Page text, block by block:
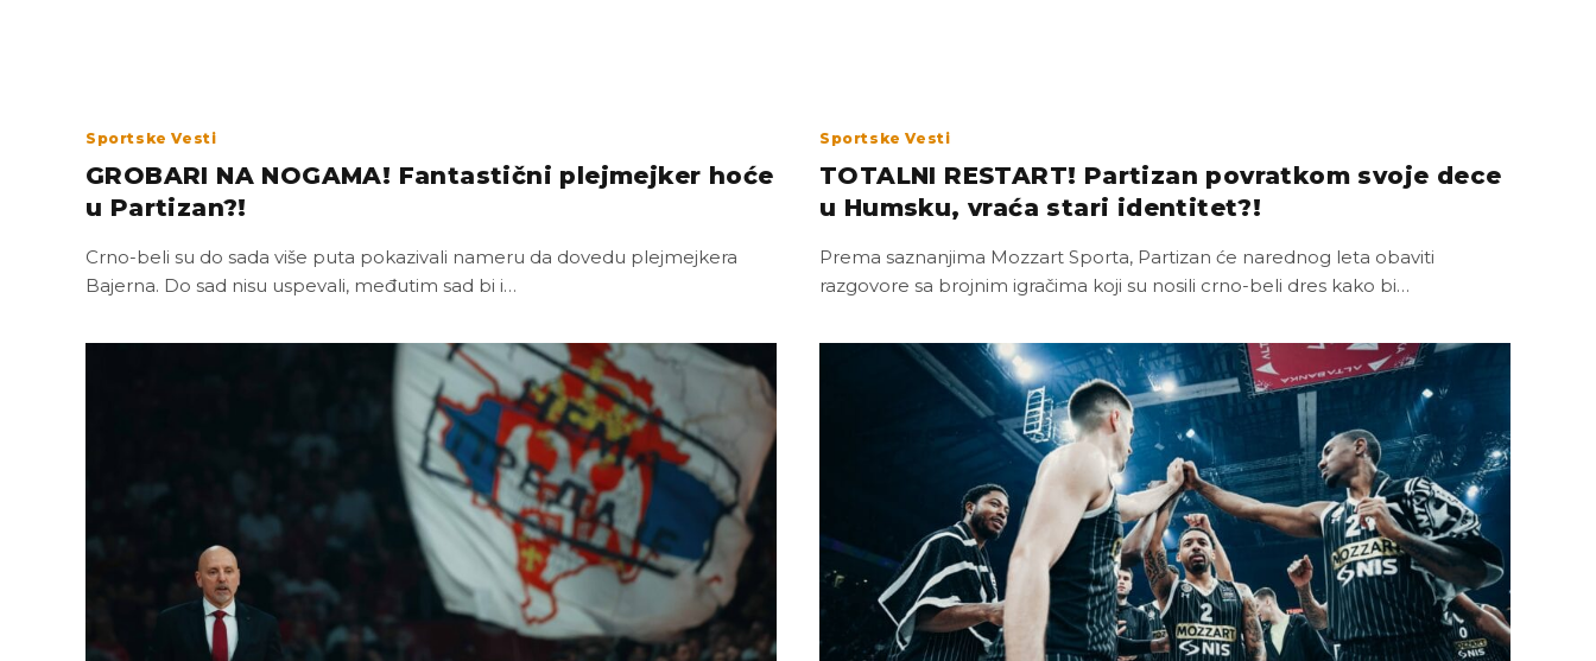
Sportske Vesti
GROBARI NA NOGAMA! Fantastični plejmejker hoće
u Partizan?!
Crno-beli su do sada više puta pokazivali nameru da dovedu plejmejkera
Bajerna. Do sad nisu uspevali, međutim sad bi i…
Sportske Vesti
TOTALNI RESTART! Partizan povratkom svoje dece
u Humsku, vraća stari identitet?!
Prema saznanjima Mozzart Sporta, Partizan će narednog leta obaviti
razgovore sa brojnim igračima koji su nosili crno-beli dres kako bi…